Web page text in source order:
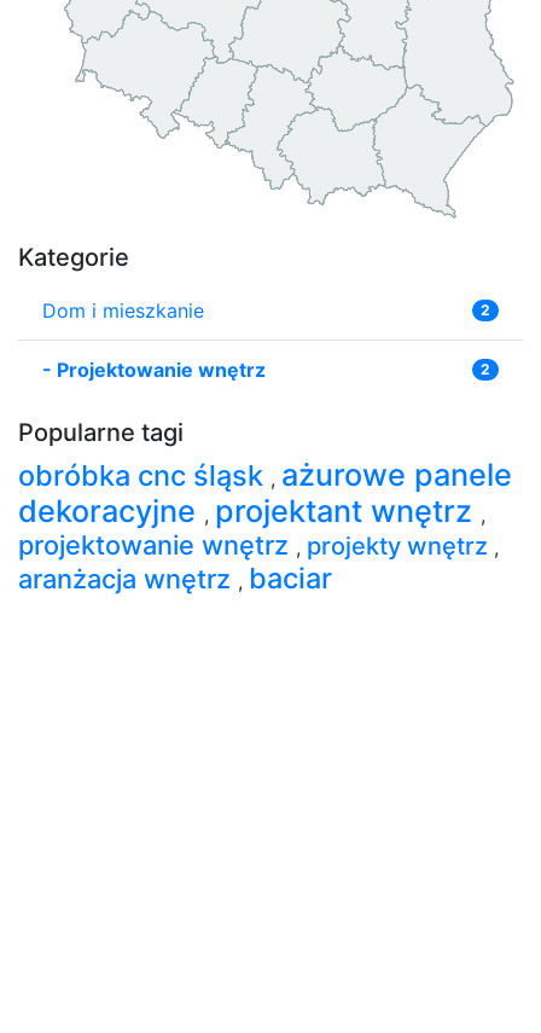
Kategorie
Dom i mieszkanie 2
- Projektowanie wnętrz 2
Popularne tagi
obróbka cnc śląsk , ażurowe panele
dekoracyjne , projektant wnętrz ,
projektowanie wnętrz , projekty wnętrz ,
aranżacja wnętrz , baciar